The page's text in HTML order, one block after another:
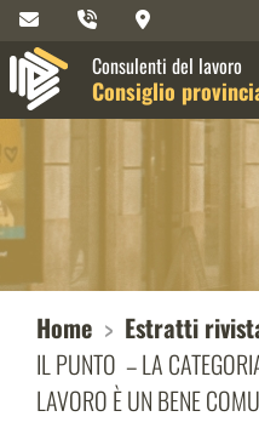
Consulenti del lavoro
Consiglio
Home
Estratti
IL PUNTO – LA
LAVORO È UN BENE